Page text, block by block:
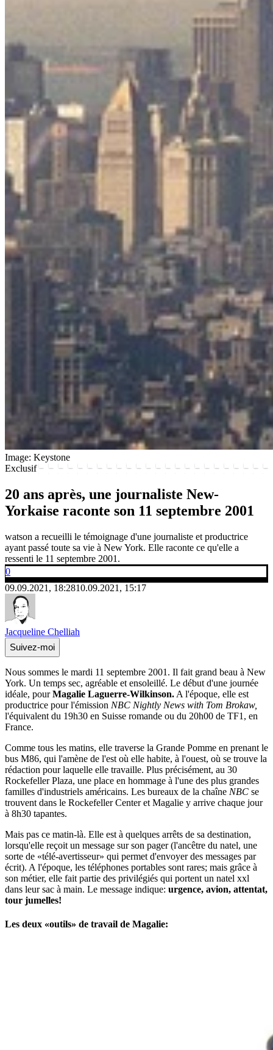
Image: Keystone
Exclusif
20 ans après, une journaliste New-
Yorkaise raconte son 11 septembre 2001
watson a recueilli le témoignage d'une journaliste et productrice
ayant passé toute sa vie à New York. Elle raconte ce qu'elle a
ressenti le 11 septembre 2001.
0
09.09.2021, 18:2810.09.2021, 15:17
Jacqueline Chelliah
Suivez-moi
Nous sommes le mardi 11 septembre 2001. Il fait grand beau à New
York. Un temps sec, agréable et ensoleillé. Le début d'une journée
idéale, pourMagalie Laguerre-Wilkinson. A l'époque, elle est
productrice pour l'émission NBC Nightly News with Tom Brokaw,
l'équivalent du 19h30 en Suisse romande ou du 20h00 de TF1, en
France.
Comme tous les matins, elle traverse la Grande Pomme en prenant le
bus M86, qui l'amène de l'est où elle habite, à l'ouest, où se trouve la
rédaction pour laquelle elle travaille. Plus précisément, au 30
Rockefeller Plaza, une place en hommage à l'une des plus grandes
familles d'industriels américains. Les bureaux de la chaîne NBC se
trouvent dans le Rockefeller Center et Magalie y arrive chaque jour
à 8h30 tapantes.
Mais pas ce matin-là. Elle est à quelques arrêts de sa destination,
lorsqu'elle reçoit un message sur son pager (l'ancêtre du natel, une
sorte de «télé-avertisseur» qui permet d'envoyer des messages par
écrit). A l'époque, les téléphones portables sont rares; mais grâce à
son métier, elle fait partie des privilégiés qui portent un natel xxl
dans leur sac à main. Le message indique: urgence, avion, attentat,
tour jumelles!
Les deux «outils» de travail de Magalie: